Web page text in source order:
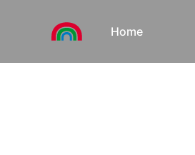
Home